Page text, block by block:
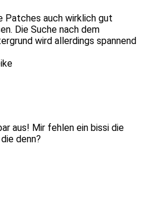
Patches auch wirklich gut
Die Suche nach dem
wird allerdings spannend
aus! Mir fehlen ein bissi die
denn?